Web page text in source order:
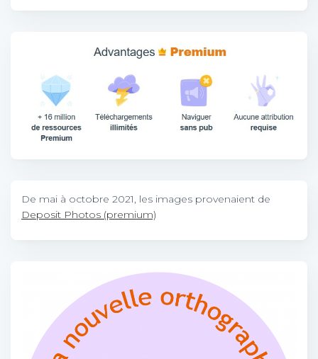
De mai à octobre 2021, les images provenaient de
Deposit Photos (premium)